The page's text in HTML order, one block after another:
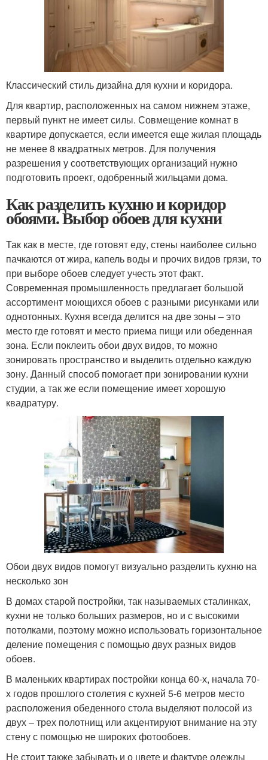
Классический стиль дизайна для кухни и коридора.
Для квартир, расположенных на самом нижнем этаже,
первый пункт не имеет силы. Совмещение комнат в
квартире допускается, если имеется еще жилая площадь
не менее 8 квадратных метров. Для получения
разрешения у соответствующих организаций нужно
подготовить проект, одобренный жильцами дома.
Как разделить кухню и коридор
обоями. Выбор обоев для кухни
Так как в месте, где готовят еду, стены наиболее сильно
пачкаются от жира, капель воды и прочих видов грязи, то
при выборе обоев следует учесть этот факт.
Современная промышленность предлагает большой
ассортимент моющихся обоев с разными рисунками или
однотонных. Кухня всегда делится на две зоны – это
место где готовят и место приема пищи или обеденная
зона. Если поклеить обои двух видов, то можно
зонировать пространство и выделить отдельно каждую
зону. Данный способ помогает при зонировании кухни
студии, а так же если помещение имеет хорошую
квадратуру.
Обои двух видов помогут визуально разделить кухню на
несколько зон
В домах старой постройки, так называемых сталинках,
кухни не только больших размеров, но и с высокими
потолками, поэтому можно использовать горизонтальное
деление помещения с помощью двух разных видов
обоев.
В маленьких квартирах постройки конца 60-х, начала 70-
х годов прошлого столетия с кухней 5-6 метров место
расположения обеденного стола выделяют полосой из
двух – трех полотнищ или акцентируют внимание на эту
стену с помощью не широких фотообоев.
Не стоит также забывать и о цвете и фактуре одежды